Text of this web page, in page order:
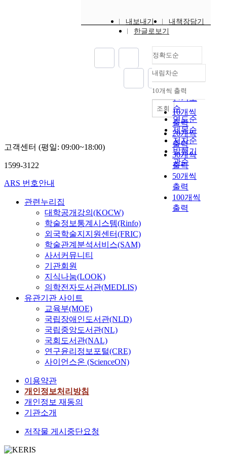
다고 할 수 있다. 이를
통해서 우리는 다음과
있다. 인간은 하느님을
만날 수 없으니 하느님
을 만나기 위한 모든
인간적 노력은 의미가
없는 것이며 이는 오히
려 인간을 죄로 인도한
다. 그렇지만 하느님께
서는 자신을 드러내시
니 스스로를 감추는 방
법으로 그의 자유와 은
혜 안에서 그렇게 하신
다. 그러므로 인간은
"하느님은 하느님이시
다"라는 것을 인정하
고 그 분에게 온전하게
복종하는 것인 믿음을
통해서 그분에게 나아
갈 수 있는 가능성을
얻게 되는 것이다. 이
를 통해서 교회는 하느
기독교 영성의 두 모습
을 지적 할 필요가 있
적 혼합주의(混合主
義), 몰이해적(沒理解
的) 상대주의(相對主
義), 그리고 종교적 우
월주의(優越主義)가
그것이다. 둘째, 긍정
적 의도와 양상(樣相)
은 만남과 대화를 통한
이해. 평화와 치유(治
癒)를 위한 연대 가능
성. 그리고 ‘다름과 차
이’를 통한 신앙적 영
성 향상이 그것이다.
그렇다면 종교다원주
의 상황에서의 성숙한
자기 영성을 위한 신학
적 모색과 성찰은 어떻
게 시도할 것인가. 이
를 위해 두 가지로 구
여, 선교적 차원에서
통전적 선교를 그 귀착
점으로 바라보며, 지역
교회로의 변화를 모색
한다. 제Ⅳ장에서는 건
축에 있어서의 공공성
개념에 대한 개념적 정
리와 이해를 통해 바람
직한 교회건축에 대한
이해를 도모하고, 나아
가 교회건축의 방향성
을 찾고자 한다. 이를
위해 특별히 여기서는
그리스도 공동체를 위
한 교회건축에 대하여
그 기능 및 표현, 상징
적 측면에 대하여 정시
춘의 생각을 바탕으로
이를 살펴본다. 제Ⅴ장
에서는 현대사회 속에
서 교회가 지향해야 하
는 바에 의거한 교회건
축이 나아갈 길인 교회
건축의 공공성에 대하
랜 전통 중에 '심방(尋
訪)'이란 것이 있다. '심
방(尋訪)'의 음과 훈은
찾을 심, 찾을 방이다.
즉 나를 찾고, 하느님
을 찾는다는 의미이다
진정한 자아를 발견하
임재를 깨닫는 것이다.
대한성공회에서는 1
년에 두 차례 봄, 가을
에 '심방(尋訪)'을 실시
한다. 본 연구자가 사
례에서 보인 방문레슨
의 성격은 이런 '심방
(尋訪)'과 그 연관성을
찾을 수 있다 전통적인
'심방(尋訪)'은 목회자
가 교인의 요청에 의해
하고 여러 가지 상담을
하는 것을 말한다. 그
러나 기존의 그것은 꾸
질적이고 외형적인 교
회라고 부를 수 있다.
방법으로 불가시적 교
회를 설명한다."성서
는 두 가지 방식으로
교회에 대하여 언급한
다. 때때로 그것은 하
느님의 현존 안에 실제
로 있다는 것을 의미하
는데, 그 현존에는 은
총에 의하여 하느님의
자녀가 된 사람들과,
성령의 성화에 의하여
그리스도의 참 구성원
의 된 사람들만이 받아
들여진다. 교회는 오늘
날 지상에서 살고 있는
성인들뿐만 아니라 태
람들을 포함한다. 그렇
지만 자주 '교회'라는
명칭은 유일한 하느님
하였으며 한국의 교회
는 많은 희생을 감내하
참배를 수용한 교회는
일제에 의해 통합의 수
순을 밟으며 변질되어
간다. 그러나 이러한
때에도 개인적인 저항
은 계속되어 기독교 세
력도 항일 운동의 한
줄기를 형성하며 일제
의 만행에 저항하게 된
다. 2절에서는 전시체
제 식민지 병참기지화
를 목표로 '종교보
국'의 기치에 맞는 교
회를 만들고자 종교단
체법을 이용하여 일본
교파와의 통합을 시작
교단'의 결성까지 일제
에 의해 강요된 부일협
력과 교회 수난을 알아
가? 라는 질문으로부
터 시작하여, 예수가
심적 의미로써 사용한
'방'에 대한 정확한 이
해를 위해 이스라엘
(히브리인)에게 있어
서의 밥의 의미와, 이
것이 지니는 신학적 의
미를 통해 구약의 토양
속에서 태동된 예수가
인식했던 밥의 의미를
이해할 수 있었다. 다
음으로 신약의 복음서
에 나타난 예수가 행한
밥상교제의 모습들과,
관련된 비유의 내용들
을 확인해 보았고, 예
수시대를 건너뛰어 예
수운동의 영향을 받아
초대교회 공동체 속에
서 행해진 밥상공동체
의 모습을 살펴봄으로
로 인하여 개혁은 중단
되고 말았다. 에드워드
더린 사이에서 태어난
인물이다. 메리 여왕
시대는 그녀의 출생 배
경에서 알 수 있듯이
보복으로 가득한, 잉글
랜드의 정치, 종교사에
있어서 가장 불행하고
잔혹한 시기였다. 그러
나 이러한 박해와 재앙
의 시기가 있었기에 잉
글랜드의 정치와 종교
적 측면으로 보았을 때
더욱 더 개혁의 필요성
과 중요성을 인식할 수
있었는데, 어떠한 박해
도 신앙의 근원을 흔들
수 없음을 절실히 깨닫
고, 제도나 권력도 신
앙을 바꿀 수 없음을
가 있다. 가나안 정착
때 토지의 분배는 이런
의미에서 온전한 해방,
진정한 자유를 정착시
키기 위한 시도였다.
최소한 이스라엘에 왕
정의 통치가 있기 이전
까지는 유지되었다고
본다. 오므리왕 이후
하느님의 율법이 거부
되고 바알 종교법이 이
스라엘에 도입되면서
하느님이 허락한 자유
를 상실하기 시작했다.
예언서에 등장하는 많
은 예언자들의 외침은
상실한 자유를 찾기 위
함이다. 그들이 자유를
외치는 것은 단순한 정
의를 부르짖은 것이 아
니라 율법 특히 '희년
법' 에 근거하여 위법
적인 것을 지적한 것이
다. 이스라엘의 예언자
교회와 진명학교가 그
운동에 어떻게 기여했
는지, 그리고 그것이
갖는 의미가 무엇인지
살펴 보았다. 병천(아
우내)은 조선 중기 이
후부터 장이 서기 시작
한 역사가 깊은 장터이
다. 그러하다 보니 다
른 지역에 비해 정보가
빠르고 선진 외래문물
을 받아들이는데 자연
스러웠다. 그래서 타
지역에 비해 기독교가
빨리 들어와 정착했으
며 면 단위 시골인데도
불구하고 근대식 교육
기관이 설립되어 자녀
들에게 근대식 교육을
었다. 당시 정치적 상
황으로 보아 민족정신
을 고취시키는 교육이
내보내기
내책장담기
한글로보기
정확도순
정확도
순
인기도
순
연도순
제목순
저자순
발행기
관순
내림차순
내림차순
10개씩 출력
10개씩
출력
20개씩
출력
30개씩
출력
50개씩
출력
100개씩
출력
조회
고객센터 (평일: 09:00~18:00)
1599-3122
ARS 번호안내
관련누리집
대학공개강의(KOCW)
학술정보통계시스템(Rinfo)
외국학술지지원센터(FRIC)
학술관계분석서비스(SAM)
사서커뮤니티
기관회원
지식나눔(LOOK)
의학전자도서관(MEDLIS)
유관기관 사이트
교육부(MOE)
국립장애인도서관(NLD)
국립중앙도서관(NL)
국회도서관(NAL)
연구윤리정보포털(CRE)
사이언스온 (ScienceON)
이용약관
개인정보처리방침
개인정보 재동의
기관소개
저작물 게시중단요청